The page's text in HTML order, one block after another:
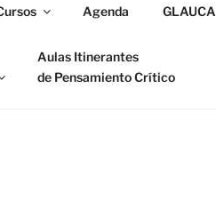
Agenda GLAUCA
Aulas Itinerantes
de Pensamiento Crítico